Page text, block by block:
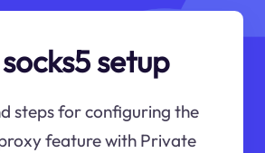
setup
steps for configuring the
feature with Private